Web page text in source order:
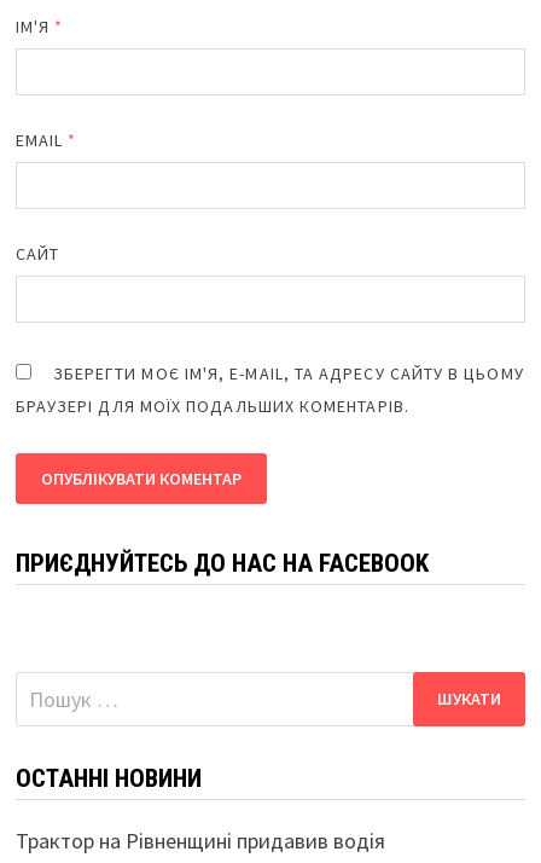
ІМ'Я *
EMAIL *
САЙТ
ЗБЕРЕГТИ МОЄ ІМ'Я, E-MAIL, ТА АДРЕСУ САЙТУ В ЦЬОМУ
БРАУЗЕРІ ДЛЯ МОЇХ ПОДАЛЬШИХ КОМЕНТАРІВ.
ПРИЄДНУЙТЕСЬ ДО НАС НА FACEBOOK
Пошук:
ОСТАННІ НОВИНИ
Трактор на Рівненщині придавив водія